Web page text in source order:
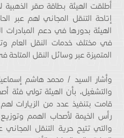
أطلقت الهيئة بطاقة صقر
إتاحة التنقل المجاني لهم عبر
الهيئة بدورها في دعم المبادرات
في مختلف خدمات النقل العام
المتميزة عبر وسائل النقل المتاحة
وأشار السيد / محمد هاشم
والتشغيل، بأن الهيئة تولي فئة
قامت بتنفيذ عدد من الزيارات
رأس الخيمة لأصحاب الهمم
والتي تتيح حرية التنقل